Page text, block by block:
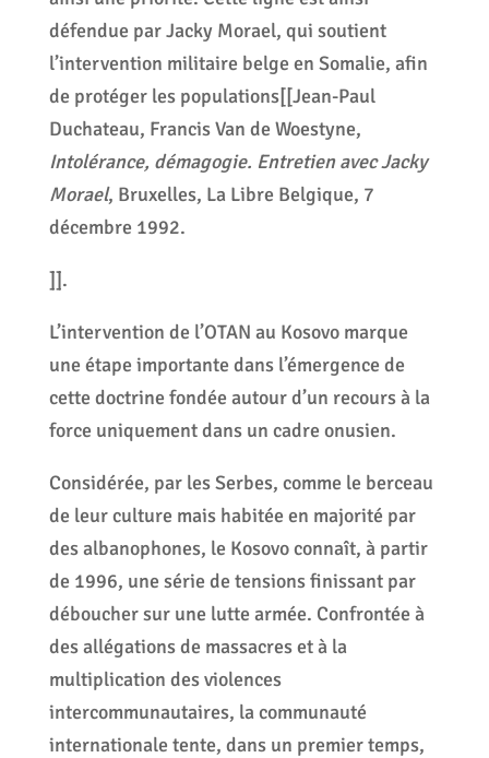
défendue par Jacky Morael, qui soutient
l’intervention militaire belge en Somalie, afin
de protéger les populations[[Jean-Paul
Duchateau, Francis Van de Woestyne,
Intolérance, démagogie. Entretien avec Jacky
Morael, Bruxelles, La Libre Belgique, 7
décembre 1992.
]].
L’intervention de l’OTAN au Kosovo marque
une étape importante dans l’émergence de
cette doctrine fondée autour d’un recours à la
force uniquement dans un cadre onusien.
Considérée, par les Serbes, comme le berceau
de leur culture mais habitée en majorité par
des albanophones, le Kosovo connaît, à partir
de 1996, une série de tensions finissant par
déboucher sur une lutte armée. Confrontée à
des allégations de massacres et à la
multiplication des violences
intercommunautaires, la communauté
internationale tente, dans un premier temps,